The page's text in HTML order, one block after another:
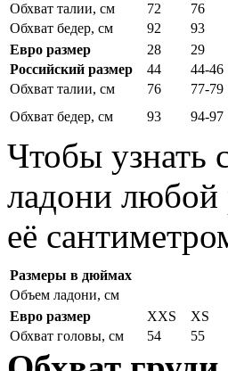
Обхват талии, см
72 76
Обхват бедер, см
92 93
Евро размер
28 29
Российский размер
44 44-46
Обхват талии, см
76 77-79
Обхват бедер, см
93 94-97
Чтобы узнать
ладони любой
её
Размеры в дюймах
Объем ладони, см
Евро размер
XXS XS
Обхват головы, см
54 55